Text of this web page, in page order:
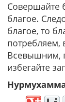
Совершайте
благое.
благое, то
потребляем,
Всевышним,
избегайте